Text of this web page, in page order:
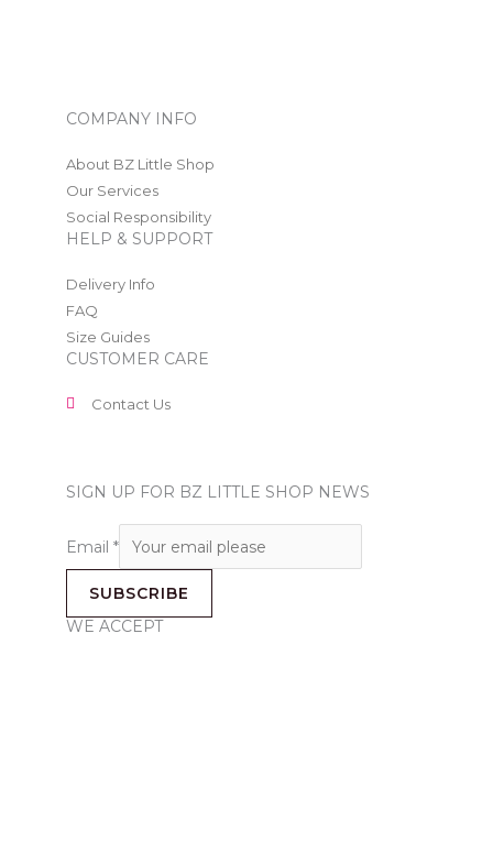
COMPANY INFO
About BZ Little Shop
Our Services
Social Responsibility
HELP & SUPPORT
Delivery Info
FAQ
Size Guides
CUSTOMER CARE
Contact Us
SIGN UP FOR BZ LITTLE SHOP NEWS
Email *
SUBSCRIBE
WE ACCEPT